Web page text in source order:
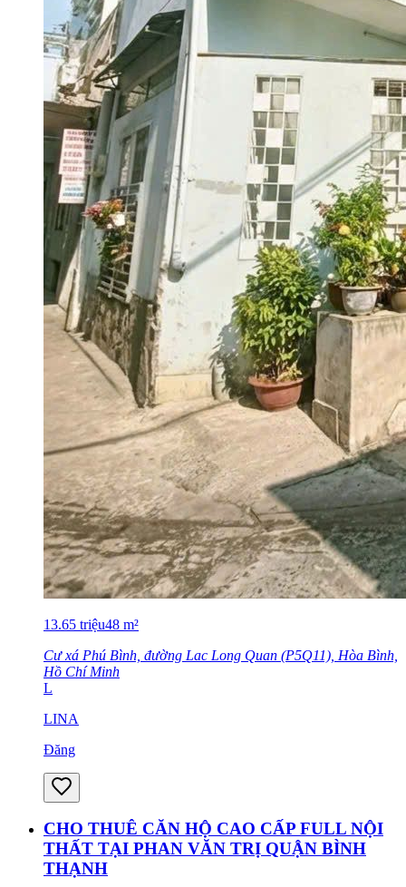
13.65 triệu48 m²
Cư xá Phú Bình, đường Lac Long Quan (P5Q11), Hòa Bình,
Hồ Chí Minh
L
LINA
Đăng
CHO THUÊ CĂN HỘ CAO CẤP FULL NỘI
THẤT TẠI PHAN VĂN TRỊ QUẬN BÌNH
THẠNH